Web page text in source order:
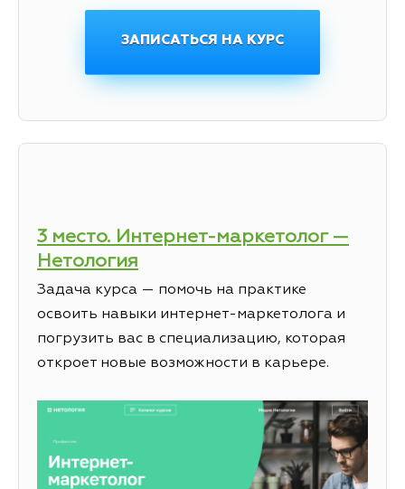
ЗАПИСАТЬСЯ НА КУРС
3 место. Интернет-маркетолог —
Нетология
Задача курса — помочь на практике
освоить навыки интернет-маркетолога и
погрузить вас в специализацию, которая
откроет новые возможности в карьере.